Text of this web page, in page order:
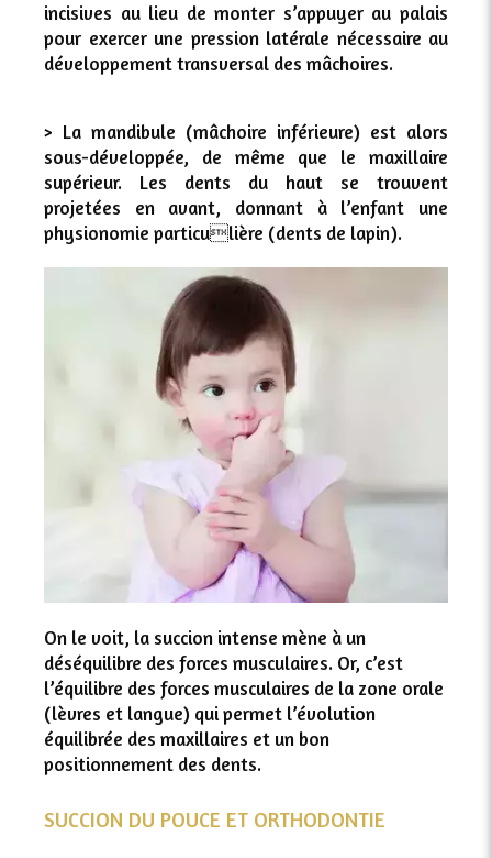
incisives au lieu de monter s’appuyer au palais
pour exercer une pression latérale nécessaire au
développement transversal des mâchoires.
> La mandibule (mâchoire inférieure) est alors
sous-développée, de même que le maxillaire
supérieur. Les dents du haut se trouvent
projetées en avant, donnant à l’enfant une
physionomie particulière (dents de lapin).
On le voit, la succion intense mène à un
déséquilibre des forces musculaires. Or, c’est
l’équilibre des forces musculaires de la zone orale
(lèvres et langue) qui permet l’évolution
équilibrée des maxillaires et un bon
positionnement des dents.
SUCCION DU POUCE ET ORTHODONTIE